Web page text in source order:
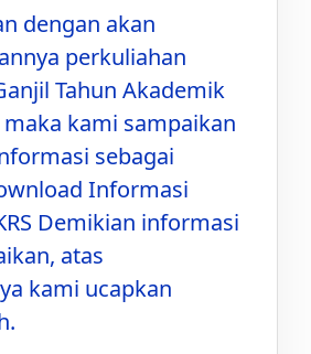
dengan akan
perkuliahan
Tahun Akademik
maka kami sampaikan
sebagai
Informasi
Demikian informasi
atas
kami ucapkan